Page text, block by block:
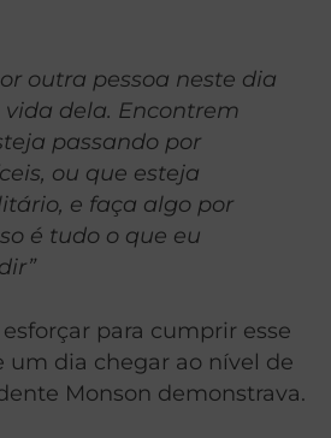
outra pessoa neste dia
dela. Encontrem
passando por
ou que esteja
e faça algo por
é tudo o que eu
para cumprir esse
um dia chegar ao nível de
Monson demonstrava.